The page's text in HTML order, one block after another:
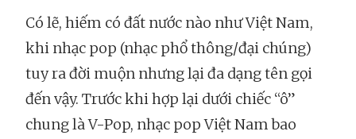
Có lẽ, hiếm có đất nước nào như Việt Nam,
khi nhạc pop (nhạc phổ thông/đại chúng)
tuy ra đời muộn nhưng lại đa dạng tên gọi
đến vậy. Trước khi hợp lại dưới chiếc “ô”
chung là V-Pop, nhạc pop Việt Nam bao